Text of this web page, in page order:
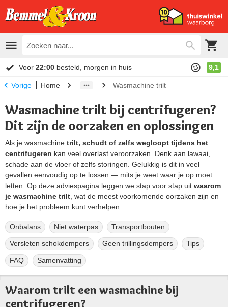
Voor 22:00 besteld, morgen in huis 9,1
Vorige Home Wasmachine trilt
Wasmachine trilt bij centrifugeren?
Dit zijn de oorzaken en oplossingen
Als je wasmachine trilt, schudt of zelfs wegloopt tijdens het
centrifugeren kan veel overlast veroorzaken. Denk aan lawaai,
schade aan de vloer of zelfs storingen. Gelukkig is dit in veel
gevallen eenvoudig op te lossen — mits je weet waar je op moet
letten. Op deze adviespagina leggen we stap voor stap uit waarom
je wasmachine trilt , wat de meest voorkomende oorzaken zijn en
hoe je het probleem kunt verhelpen.
Onbalans Niet waterpas Transportbouten
Versleten schokdempers Geen trillingsdempers Tips
FAQ Samenvatting
Waarom trilt een wasmachine bij
centrifugeren?